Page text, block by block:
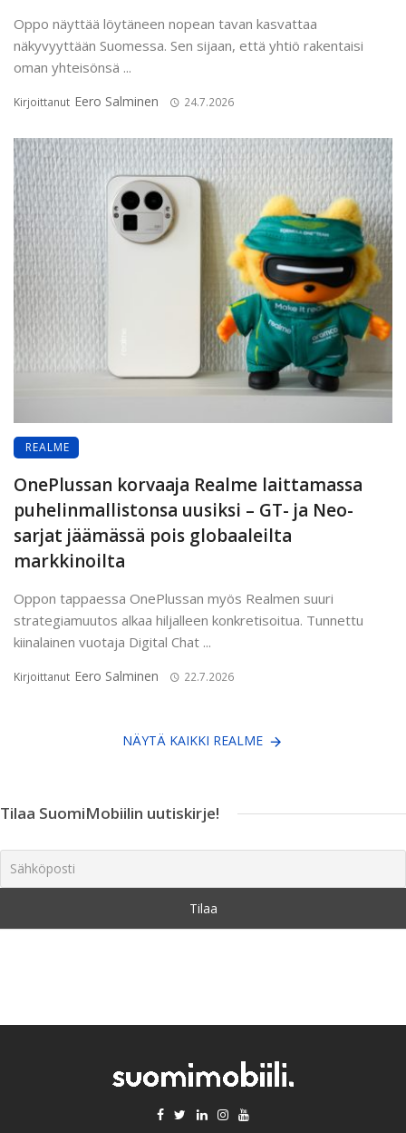
Oppo näyttää löytäneen nopean tavan kasvattaa
näkyvyyttään Suomessa. Sen sijaan, että yhtiö rakentaisi
oman yhteisönsä ...
Kirjoittanut Eero Salminen 24.7.2026
REALME
OnePlussan korvaaja Realme laittamassa
puhelinmallistonsa uusiksi – GT- ja Neo-
sarjat jäämässä pois globaaleilta
markkinoilta
Oppon tappaessa OnePlussan myös Realmen suuri
strategiamuutos alkaa hiljalleen konkretisoitua. Tunnettu
kiinalainen vuotaja Digital Chat ...
Kirjoittanut Eero Salminen 22.7.2026
NÄYTÄ KAIKKI REALME
Tilaa SuomiMobiilin uutiskirje!